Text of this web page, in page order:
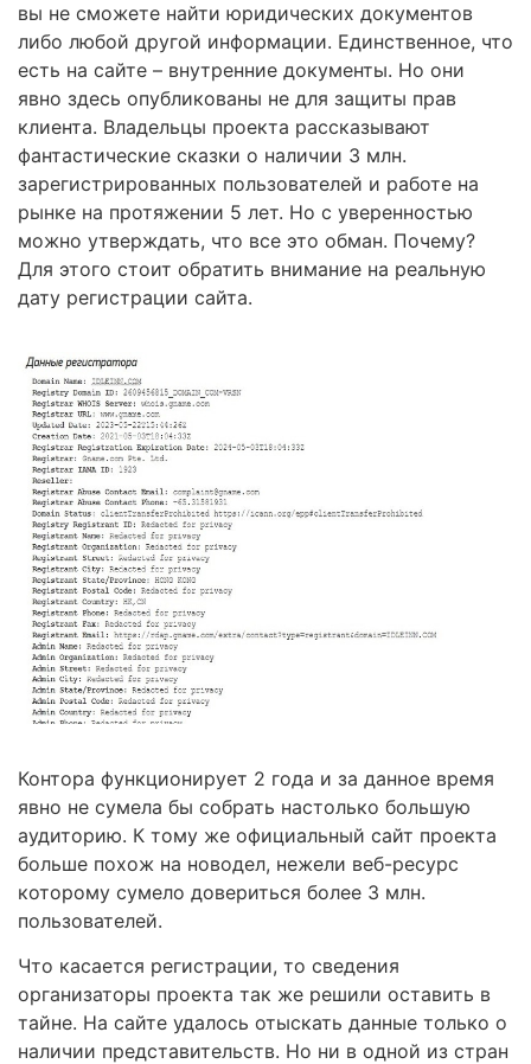
вы не сможете найти юридических документов
либо любой другой информации. Единственное, что
есть на сайте – внутренние документы. Но они
явно здесь опубликованы не для защиты прав
клиента. Владельцы проекта рассказывают
фантастические сказки о наличии 3 млн.
зарегистрированных пользователей и работе на
рынке на протяжении 5 лет. Но с уверенностью
можно утверждать, что все это обман. Почему?
Для этого стоит обратить внимание на реальную
дату регистрации сайта.
Контора функционирует 2 года и за данное время
явно не сумела бы собрать настолько большую
аудиторию. К тому же официальный сайт проекта
больше похож на новодел, нежели веб-ресурс
которому сумело довериться более 3 млн.
пользователей.
Что касается регистрации, то сведения
организаторы проекта так же решили оставить в
тайне. На сайте удалось отыскать данные только о
наличии представительств. Но ни в одной из стран